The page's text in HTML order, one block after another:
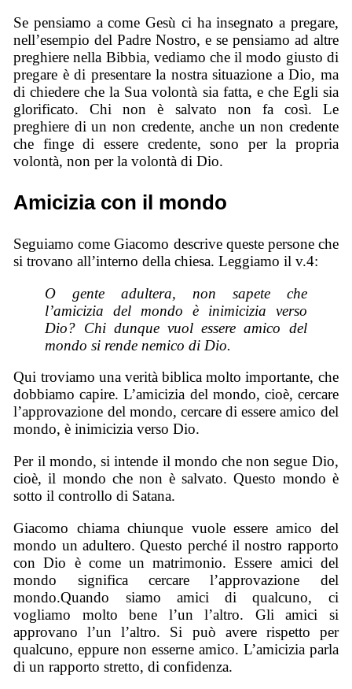
Se pensiamo a come Gesù ci ha insegnato a pregare,
nell’esempio del Padre Nostro, e se pensiamo ad altre
preghiere nella Bibbia, vediamo che il modo giusto di
pregare è di presentare la nostra situazione a Dio, ma
di chiedere che la Sua volontà sia fatta, e che Egli sia
glorificato. Chi non è salvato non fa così. Le
preghiere di un non credente, anche un non credente
che finge di essere credente, sono per la propria
volontà, non per la volontà di Dio.
Amicizia con il mondo
Seguiamo come Giacomo descrive queste persone che
si trovano all’interno della chiesa. Leggiamo il v.4:
O gente adultera, non sapete che
l’amicizia del mondo è inimicizia verso
Dio? Chi dunque vuol essere amico del
mondo si rende nemico di Dio.
Qui troviamo una verità biblica molto importante, che
dobbiamo capire. L’amicizia del mondo, cioè, cercare
l’approvazione del mondo, cercare di essere amico del
mondo, è inimicizia verso Dio.
Per il mondo, si intende il mondo che non segue Dio,
cioè, il mondo che non è salvato. Questo mondo è
sotto il controllo di Satana.
Giacomo chiama chiunque vuole essere amico del
mondo un adultero. Questo perché il nostro rapporto
con Dio è come un matrimonio. Essere amici del
mondo significa cercare l’approvazione del
mondo.Quando siamo amici di qualcuno, ci
vogliamo molto bene l’un l’altro. Gli amici si
approvano l’un l’altro. Si può avere rispetto per
qualcuno, eppure non esserne amico. L’amicizia parla
di un rapporto stretto, di confidenza.